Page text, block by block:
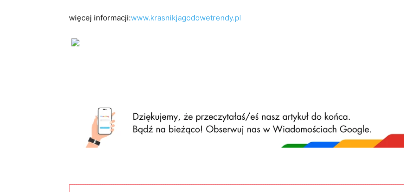
więcej informacji:www.krasnikjagodowetrendy.pl